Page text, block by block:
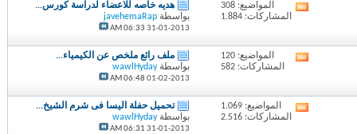
مشاهدة
تغذيات
المنتدى
المواضيع: 308
المشاركات: 1.884
هديه خاصه للاعضاء لدراسة كورس...
بواسطةjavehemaRap
31-01-2013
06:33 AM
مشاهدة
تغذيات
المنتدى
المواضيع: 120
المشاركات: 582
ملف رائع ملخص عن الكيمياء...
بواسطةwawlHyday
01-02-2013
06:48 AM
مشاهدة
تغذيات
المواضيع: 1.069
المشاركات: 2.516
تحميل حفلة اليسا فى شرم الشيخ...
بواسطةwawlHyday
31-01-2013
06:31 AM